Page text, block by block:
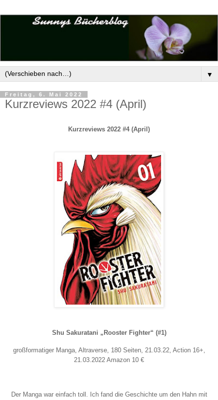
▼
Freitag, 6. Mai 2022
Kurzreviews 2022 #4 (April)
Kurzreviews 2022 #4 (April)
Shu Sakuratani „Rooster Fighter“ (#1)
großformatiger Manga, Altraverse, 180 Seiten, 21.03.22, Action 16+,
21.03.2022 Amazon 10 €
Der Manga war einfach toll. Ich fand die Geschichte um den Hahn mit